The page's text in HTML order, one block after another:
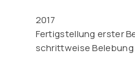
2017
Fertigstellung erster
schrittweise